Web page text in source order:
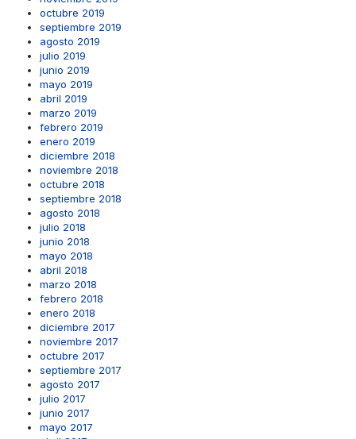
octubre 2019
septiembre 2019
agosto 2019
julio 2019
junio 2019
mayo 2019
abril 2019
marzo 2019
febrero 2019
enero 2019
diciembre 2018
noviembre 2018
octubre 2018
septiembre 2018
agosto 2018
julio 2018
junio 2018
mayo 2018
abril 2018
marzo 2018
febrero 2018
enero 2018
diciembre 2017
noviembre 2017
octubre 2017
septiembre 2017
agosto 2017
julio 2017
junio 2017
mayo 2017